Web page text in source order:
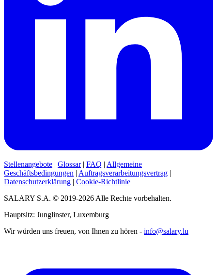
Stellenangebote | Glossar| FAQ | Allgemeine
Geschäftsbedingungen | Auftragsverarbeitungsvertrag |
Datenschutzerklärung | Cookie-Richtlinie
SALARY S.A. © 2019-2026 Alle Rechte vorbehalten.
Hauptsitz: Junglinster, Luxemburg
Wir würden uns freuen, von Ihnen zu hören - info@salary.lu